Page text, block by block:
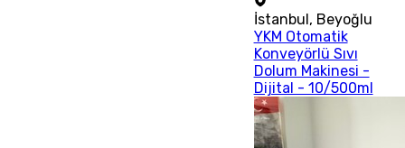
İstanbul , Beyoğlu
YKM Otomatik
Konveyörlü Sıvı
Dolum Makinesi -
Dijital - 10/500ml